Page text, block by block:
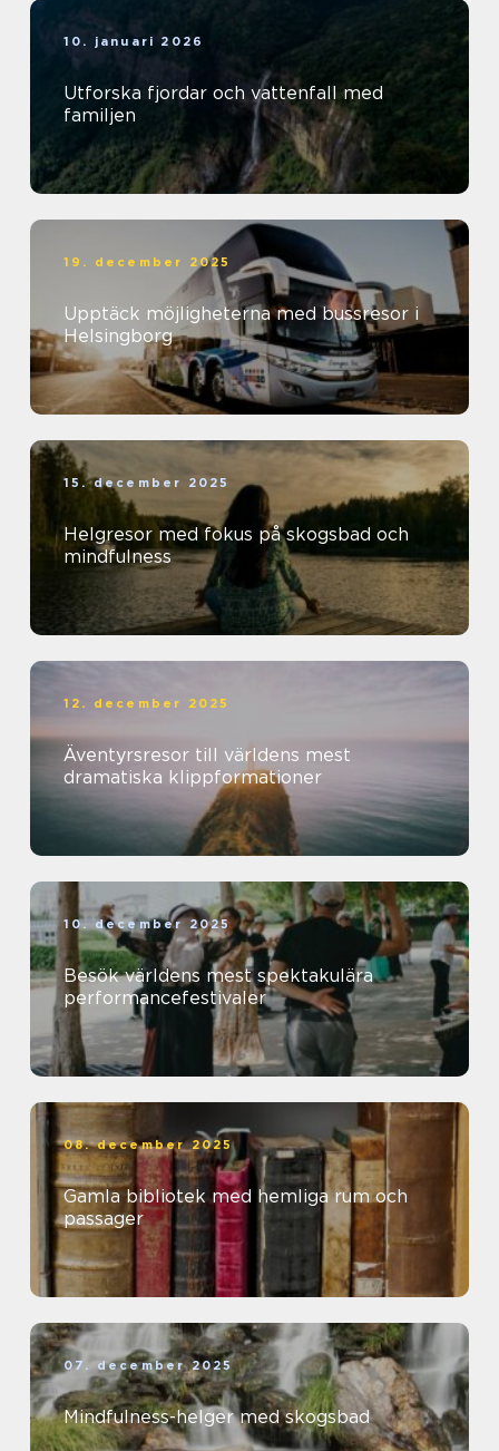
10. januari 2026
Utforska fjordar och vattenfall med
familjen
19. december 2025
Upptäck möjligheterna med bussresor i
Helsingborg
15. december 2025
Helgresor med fokus på skogsbad och
mindfulness
12. december 2025
Äventyrsresor till världens mest
dramatiska klippformationer
10. december 2025
Besök världens mest spektakulära
performancefestivaler
08. december 2025
Gamla bibliotek med hemliga rum och
passager
07. december 2025
Mindfulness-helger med skogsbad